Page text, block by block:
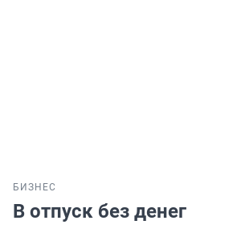
БИЗНЕС
В отпуск без денег